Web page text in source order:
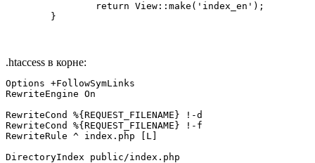
	}
.htaccess в корне:
Options +FollowSymLinks
RewriteEngine On
RewriteCond %{REQUEST_FILENAME} !-d
RewriteCond %{REQUEST_FILENAME} !-f
RewriteRule ^ index.php [L]
DirectoryIndex public/index.php